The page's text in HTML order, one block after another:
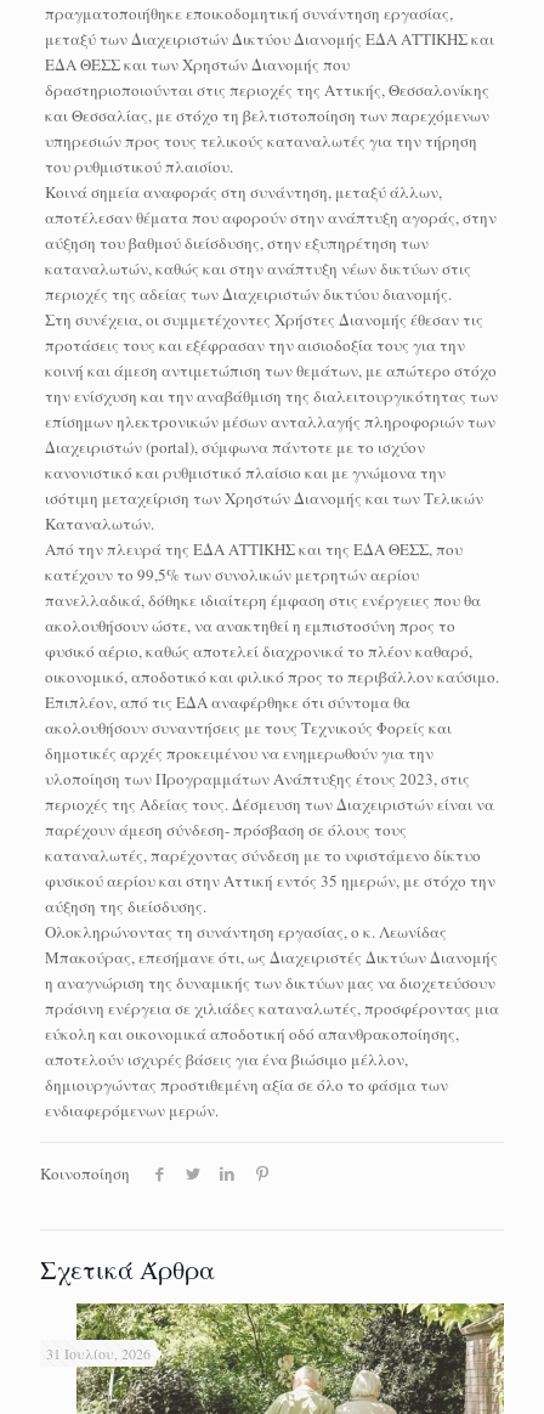
πραγματοποιήθηκε εποικοδομητική συνάντηση εργασίας,
μεταξύ των Διαχειριστών Δικτύου Διανομής ΕΔΑ ΑΤΤΙΚΗΣ και
ΕΔΑ ΘΕΣΣ και των Χρηστών Διανομής που
δραστηριοποιούνται στις περιοχές της Αττικής, Θεσσαλονίκης
και Θεσσαλίας, με στόχο τη βελτιστοποίηση των παρεχόμενων
υπηρεσιών προς τους τελικούς καταναλωτές για την τήρηση
του ρυθμιστικού πλαισίου.
Κοινά σημεία αναφοράς στη συνάντηση, μεταξύ άλλων,
αποτέλεσαν θέματα που αφορούν στην ανάπτυξη αγοράς, στην
αύξηση του βαθμού διείσδυσης, στην εξυπηρέτηση των
καταναλωτών, καθώς και στην ανάπτυξη νέων δικτύων στις
περιοχές της αδείας των Διαχειριστών δικτύου διανομής.
Στη συνέχεια, οι συμμετέχοντες Χρήστες Διανομής έθεσαν τις
προτάσεις τους και εξέφρασαν την αισιοδοξία τους για την
κοινή και άμεση αντιμετώπιση των θεμάτων, με απώτερο στόχο
την ενίσχυση και την αναβάθμιση της διαλειτουργικότητας των
επίσημων ηλεκτρονικών μέσων ανταλλαγής πληροφοριών των
Διαχειριστών (portal), σύμφωνα πάντοτε με το ισχύον
κανονιστικό και ρυθμιστικό πλαίσιο και με γνώμονα την
ισότιμη μεταχείριση των Χρηστών Διανομής και των Τελικών
Καταναλωτών.
Από την πλευρά της ΕΔΑ ΑΤΤΙΚΗΣ και της ΕΔΑ ΘΕΣΣ, που
κατέχουν το 99,5% των συνολικών μετρητών αερίου
πανελλαδικά, δόθηκε ιδιαίτερη έμφαση στις ενέργειες που θα
ακολουθήσουν ώστε, να ανακτηθεί η εμπιστοσύνη προς το
φυσικό αέριο, καθώς αποτελεί διαχρονικά το πλέον καθαρό,
οικονομικό, αποδοτικό και φιλικό προς το περιβάλλον καύσιμο.
Επιπλέον, από τις ΕΔΑ αναφέρθηκε ότι σύντομα θα
ακολουθήσουν συναντήσεις με τους Τεχνικούς Φορείς και
δημοτικές αρχές προκειμένου να ενημερωθούν για την
υλοποίηση των Προγραμμάτων Ανάπτυξης έτους 2023, στις
περιοχές της Αδείας τους. Δέσμευση των Διαχειριστών είναι να
παρέχουν άμεση σύνδεση- πρόσβαση σε όλους τους
καταναλωτές, παρέχοντας σύνδεση με το υφιστάμενο δίκτυο
φυσικού αερίου και στην Αττική εντός 35 ημερών, με στόχο την
αύξηση της διείσδυσης.
Ολοκληρώνοντας τη συνάντηση εργασίας, ο κ. Λεωνίδας
Μπακούρας, επεσήμανε ότι, ως Διαχειριστές Δικτύων Διανομής
η αναγνώριση της δυναμικής των δικτύων μας να διοχετεύσουν
πράσινη ενέργεια σε χιλιάδες καταναλωτές, προσφέροντας μια
εύκολη και οικονομικά αποδοτική οδό απανθρακοποίησης,
αποτελούν ισχυρές βάσεις για ένα βιώσιμο μέλλον,
δημιουργώντας προστιθεμένη αξία σε όλο το φάσμα των
ενδιαφερόμενων μερών.
Κοινοποίηση
Σχετικά Άρθρα
31 Ιουλίου, 2026